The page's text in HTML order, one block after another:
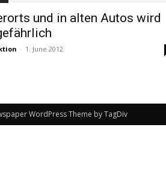
und in alten Autos wird
- 1. June 2012
WordPress Theme by TagDiv